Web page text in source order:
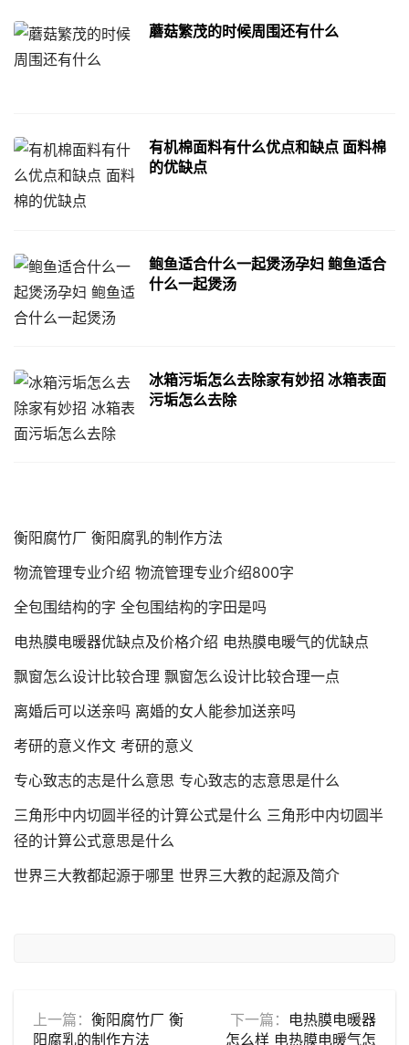
蘑菇繁茂的时候周围还有什么
有机棉面料有什么优点和缺点 面料棉
的优缺点
鲍鱼适合什么一起煲汤孕妇 鲍鱼适合
什么一起煲汤
冰箱污垢怎么去除家有妙招 冰箱表面
污垢怎么去除
衡阳腐竹厂 衡阳腐乳的制作方法
物流管理专业介绍 物流管理专业介绍800字
全包围结构的字 全包围结构的字田是吗
电热膜电暖器优缺点及价格介绍 电热膜电暖气的优缺点
飘窗怎么设计比较合理 飘窗怎么设计比较合理一点
离婚后可以送亲吗 离婚的女人能参加送亲吗
考研的意义作文 考研的意义
专心致志的志是什么意思 专心致志的志意思是什么
三角形中内切圆半径的计算公式是什么 三角形中内切圆半
径的计算公式意思是什么
世界三大教都起源于哪里 世界三大教的起源及简介
上一篇： 衡阳腐竹厂 衡
阳腐乳的制作方法
下一篇： 电热膜电暖器
怎么样 电热膜电暖气怎